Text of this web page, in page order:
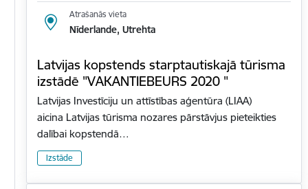
Atrašanās vieta
Nīderlande, Utrehta
Latvijas kopstends starptautiskajā tūrisma
izstādē "VAKANTIEBEURS 2020 "
Latvijas Investīciju un attīstības aģentūra (LIAA)
aicina Latvijas tūrisma nozares pārstāvjus pieteikties
dalībai kopstendā…
Izstāde